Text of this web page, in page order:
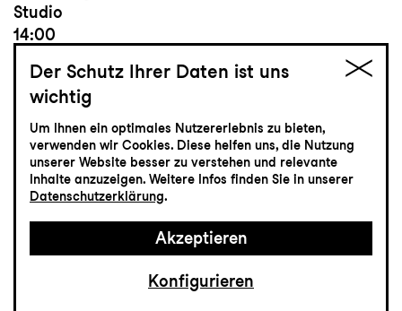
Studio
14:00
Tickets
CHF 15
Tanz
Mittwoch
Der Schutz Ihrer Daten ist uns
wichtig
Um Ihnen ein optimales Nutzererlebnis zu bieten,
verwenden wir Cookies. Diese helfen uns, die Nutzung
unserer Website besser zu verstehen und relevante
Inhalte anzuzeigen. Weitere Infos finden Sie in unserer
Datenschutzerklärung.
Akzeptieren
Konfigurieren